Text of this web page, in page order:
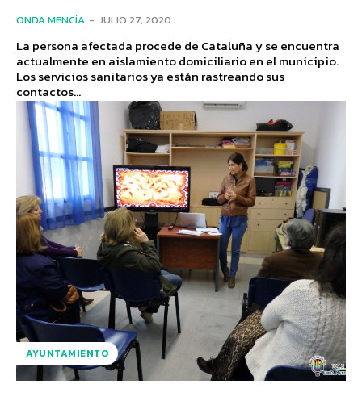
ONDA MENCÍA - JULIO 27, 2020
La persona afectada procede de Cataluña y se encuentra
actualmente en aislamiento domiciliario en el municipio.
Los servicios sanitarios ya están rastreando sus
contactos...
AYUNTAMIENTO